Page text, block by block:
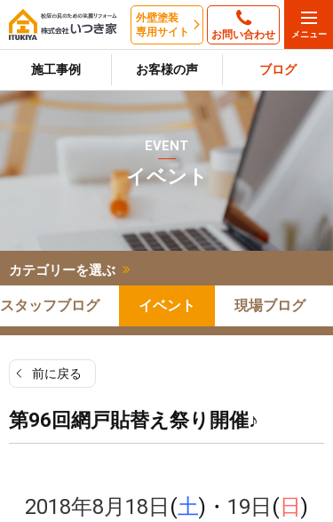
外壁塗装
専用サイト
お問い合わせ
施工事例 お客様の声 ブログ
EVENT
イベント
カテゴリーを選ぶ
スタッフブログ イベント 現場ブログ
前に戻る
第96回網戸貼替え祭り開催♪
2018年8月18日 (土)・ 19日 ( 日 )